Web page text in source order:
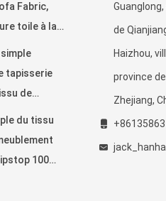
Fabric,
toile à la
tapisserie
de
du tissu
100
de
Haizhou,
province de
Zhejiang,